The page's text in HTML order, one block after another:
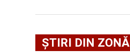
ŞTIRI DIN ZONĂ